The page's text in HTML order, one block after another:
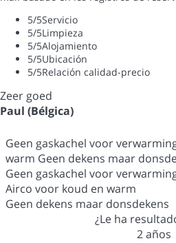
5/5Servicio
5/5Limpieza
5/5Alojamiento
5/5Ubicación
5/5Relación calidad-precio
Zeer goed
Paul (Bélgica)
Geen gaskachel voor
warm Geen dekens maar
Geen gaskachel voor
Airco voor koud en warm
Geen dekens maar donsdekens
¿Le ha
2 años